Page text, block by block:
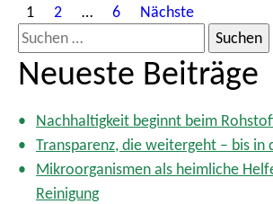
e
i
t
n
n
u
m
1 2 … 6
Nächste
S
u
cNeueste Beiträge
Nachhaltigkeit beginnt beim
Transparenz, die weitergeht – bis in
Mikroorganismen als heimliche
Reinigung